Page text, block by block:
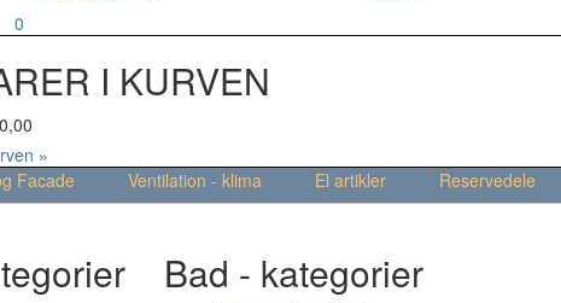
0
I KURVEN
»
Facade
Ventilation - klima El artikler Reservedele
Bad - kategorier